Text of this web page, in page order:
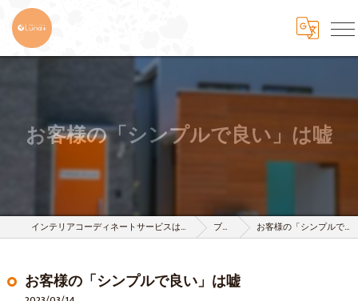
お客様の「シンプルで良い」は嘘
インテリアコーディネートサービスは株式会社 樹-itsuki- ブログ お客様の「シンプルで良い」は嘘
お客様の「シンプルで良い」は嘘